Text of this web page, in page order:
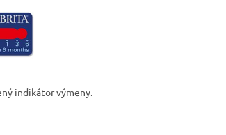
indikátor výmeny.